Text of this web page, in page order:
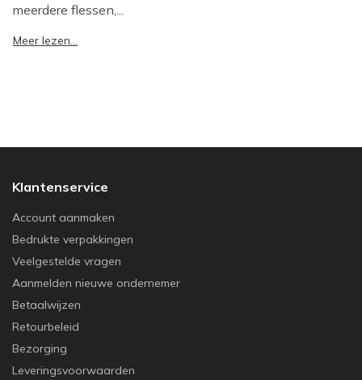
meerdere flessen,...
Meer lezen...
Klantenservice
Account aanmaken
Bedrukte verpakkingen
Veelgestelde vragen
Aanmelden nieuwe ondernemer
Betaalwijzen
Retourbeleid
Bezorging
Leveringsvoorwaarden